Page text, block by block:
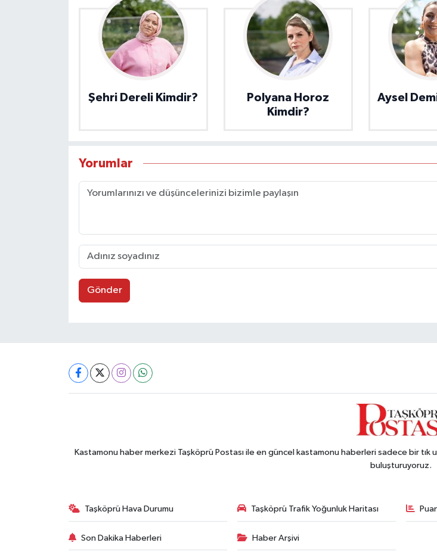
Şehri Dereli Kimdir?
Polyana Horoz
Kimdir?
Aysel
Yorumlar
Gönder
Kastamonu haber merkezi Taşköprü Postası ile en güncel kastamonu haberleri sadece bir
buluşturuyoruz.
Taşköprü Hava Durumu Taşköprü Trafik Yoğunluk Haritası
Son Dakika Haberleri Haber Arşivi